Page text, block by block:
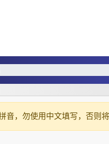
音，勿使用中文填写，否则